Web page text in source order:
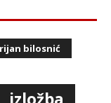
bilosnić